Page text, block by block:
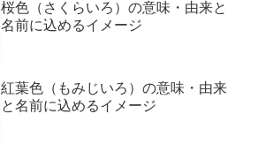
桜色（さくらいろ）の意味・由来と
名前に込めるイメージ
紅葉色（もみじいろ）の意味・由来
と名前に込めるイメージ